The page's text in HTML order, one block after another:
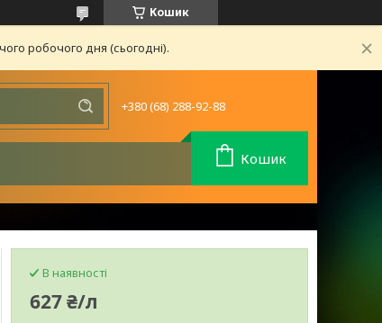
Кошик
робочого дня (сьогодні).
+380 (68) 288-92-88
Кошик
В наявності
627 ₴/л